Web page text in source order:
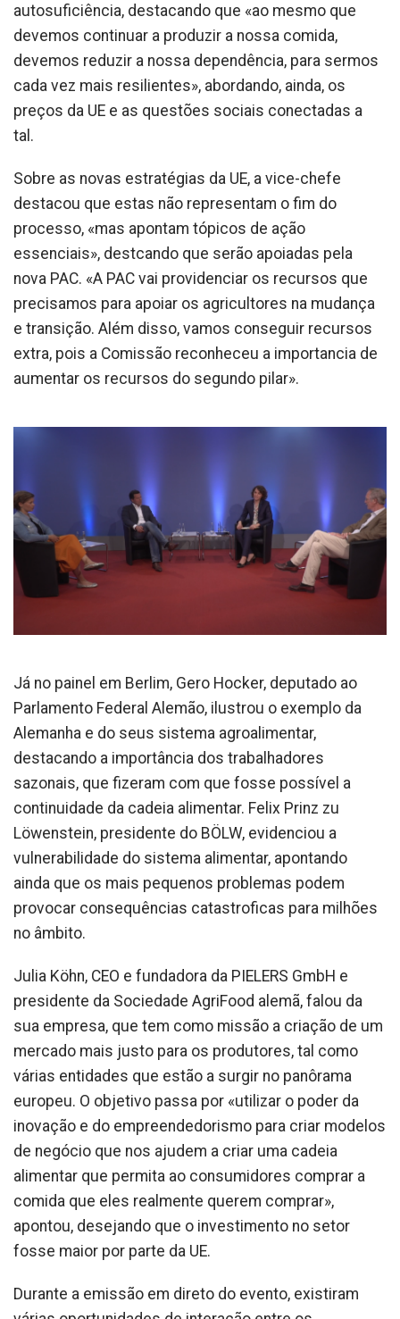
autosuficiência, destacando que «ao mesmo que
devemos continuar a produzir a nossa comida,
devemos reduzir a nossa dependência, para sermos
cada vez mais resilientes», abordando, ainda, os
preços da UE e as questões sociais conectadas a
tal.
Sobre as novas estratégias da UE, a vice-chefe
destacou que estas não representam o fim do
processo, «mas apontam tópicos de ação
essenciais», destcando que serão apoiadas pela
nova PAC. «A PAC vai providenciar os recursos que
precisamos para apoiar os agricultores na mudança
e transição. Além disso, vamos conseguir recursos
extra, pois a Comissão reconheceu a importancia de
aumentar os recursos do segundo pilar».
Já no painel em Berlim, Gero Hocker, deputado ao
Parlamento Federal Alemão, ilustrou o exemplo da
Alemanha e do seus sistema agroalimentar,
destacando a importância dos trabalhadores
sazonais, que fizeram com que fosse possível a
continuidade da cadeia alimentar. Felix Prinz zu
Löwenstein, presidente do BÖLW, evidenciou a
vulnerabilidade do sistema alimentar, apontando
ainda que os mais pequenos problemas podem
provocar consequências catastroficas para milhões
no âmbito.
Julia Köhn, CEO e fundadora da PIELERS GmbH e
presidente da Sociedade AgriFood alemã, falou da
sua empresa, que tem como missão a criação de um
mercado mais justo para os produtores, tal como
várias entidades que estão a surgir no panôrama
europeu. O objetivo passa por «utilizar o poder da
inovação e do empreendedorismo para criar modelos
de negócio que nos ajudem a criar uma cadeia
alimentar que permita ao consumidores comprar a
comida que eles realmente querem comprar»,
apontou, desejando que o investimento no setor
fosse maior por parte da UE.
Durante a emissão em direto do evento, existiram